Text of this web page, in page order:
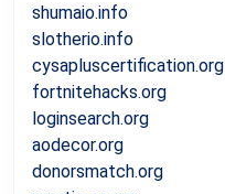
shumaio.info
slotherio.info
cysapluscertification.org
fortnitehacks.org
loginsearch.org
aodecor.org
donorsmatch.org